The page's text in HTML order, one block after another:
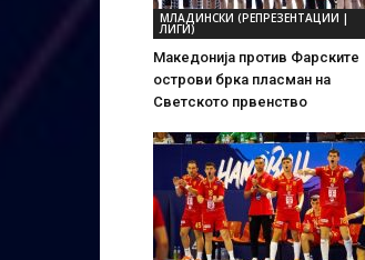
МЛАДИНСКИ (РЕПРЕЗЕНТАЦИИ |
ЛИГИ)
Македонија против Фарските
острови брка пласман на
Светското првенство